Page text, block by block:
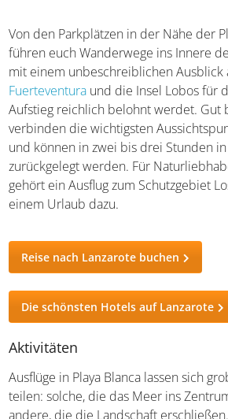
Von den Parkplätzen in der Nähe der
führen euch Wanderwege ins Innere
mit einem unbeschreiblichen Ausblick
Fuerteventura und die Insel Lobos für
Aufstieg reichlich belohnt werdet. Gut
verbinden die wichtigsten
und können in zwei bis drei Stunden
zurückgelegt werden. Für
gehört ein Ausflug zum Schutzgebiet
einem Urlaub dazu.
Reise nach Lanzarote buchen
Die schönsten Hotels auf Lanzarote
Aktivitäten
Ausflüge in Playa Blanca lassen sich
teilen: solche, die das Meer ins
andere, die die Landschaft